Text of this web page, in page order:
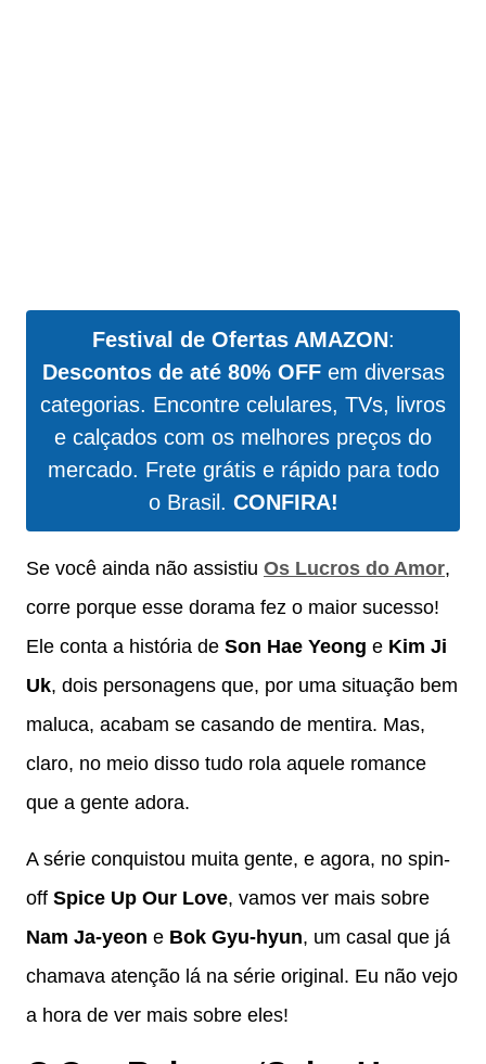
Festival de Ofertas AMAZON:
Descontos de até 80% OFFem diversas
categorias. Encontre celulares, TVs, livros
e calçados com os melhores preços do
mercado. Frete grátis e rápido para todo
o Brasil. CONFIRA!
Se você ainda não assistiu Os Lucros do Amor,
corre porque esse dorama fez o maior sucesso!
Ele conta a história de Son Hae Yeong e Kim Ji
Uk, dois personagens que, por uma situação bem
maluca, acabam se casando de mentira. Mas,
claro, no meio disso tudo rola aquele romance
que a gente adora.
A série conquistou muita gente, e agora, no spin-
off Spice Up Our Love, vamos ver mais sobre
Nam Ja-yeon e Bok Gyu-hyun, um casal que já
chamava atenção lá na série original. Eu não vejo
a hora de ver mais sobre eles!